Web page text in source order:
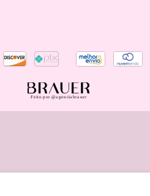
Feito por @agenciabrauer